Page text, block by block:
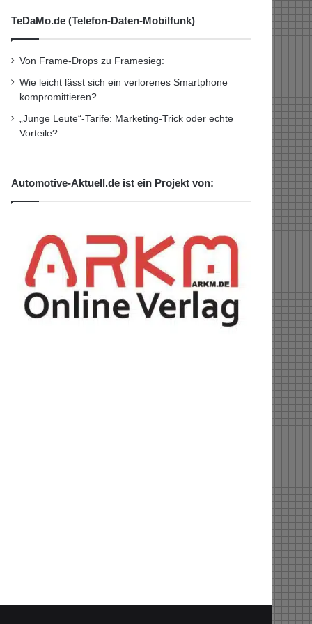
TeDaMo.de (Telefon-Daten-Mobilfunk)
Von Frame-Drops zu Framesieg:
Wie leicht lässt sich ein verlorenes Smartphone
kompromittieren?
„Junge Leute“-Tarife: Marketing-Trick oder echte
Vorteile?
Automotive-Aktuell.de ist ein Projekt von: